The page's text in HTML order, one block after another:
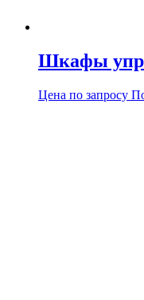
Шкафы
Цена по запросу